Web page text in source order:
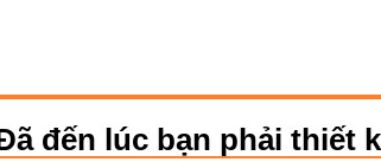
đến lúc bạn phải thiết